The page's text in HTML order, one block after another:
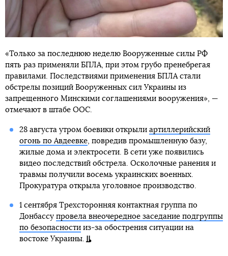
«Только за последнюю неделю Вооруженные силы РФ
пять раз применяли БПЛА, при этом грубо пренебрегая
правилами. Последствиями применения БПЛА стали
обстрелы позиций Вооруженных сил Украины из
запрещенного Минскими соглашениями вооружения», —
отмечают в штабе ООС.
28 августа утром боевики открыли артиллерийский
огонь по Авдеевке, повредив промышленную базу,
жилые дома и электросети. В сети уже появились
видео последствий обстрела. Осколочные ранения и
травмы получили восемь украинских военных.
Прокуратура открыла уголовное производство.
1 сентября Трехсторонняя контактная группа по
Донбассу провела внеочередное заседание подгруппы
по безопасностииз-за обострения ситуации на
востоке Украины.